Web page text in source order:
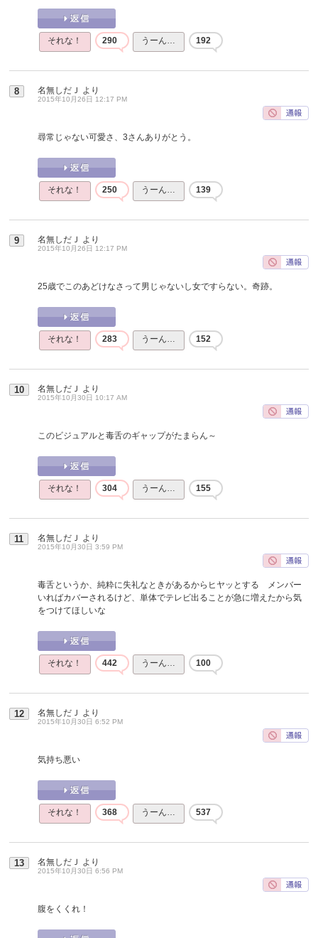
それな！ 290 うーん… 192
8 名無しだＪ より
2015年10月26日 12:17 PM
尋常じゃない可愛さ、3さんありがとう。
それな！ 250 うーん… 139
9 名無しだＪ より
2015年10月26日 12:17 PM
25歳でこのあどけなさって男じゃないし女ですらない。奇跡。
それな！ 283 うーん… 152
10 名無しだＪ より
2015年10月30日 10:17 AM
このビジュアルと毒舌のギャップがたまらん～
それな！ 304 うーん… 155
11 名無しだＪ より
2015年10月30日 3:59 PM
毒舌というか、純粋に失礼なときがあるからヒヤッとする メンバー
いればカバーされるけど、単体でテレビ出ることが急に増えたから気
をつけてほしいな
それな！ 442 うーん… 100
12 名無しだＪ より
2015年10月30日 6:52 PM
気持ち悪い
それな！ 368 うーん… 537
13 名無しだＪ より
2015年10月30日 6:56 PM
腹をくくれ！